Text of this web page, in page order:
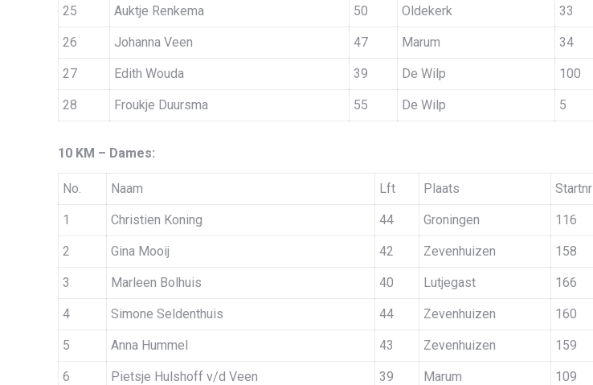
25 Auktje Renkema 50 Oldekerk 33
26 Johanna Veen 47 Marum 34
27 Edith Wouda 39 De Wilp 100
28 Froukje Duursma 55 De Wilp 5
10 KM – Dames:
No. Naam Lft Plaats Startnr
1 Christien Koning 44 Groningen 116
2 Gina Mooij 42 Zevenhuizen 158
3 Marleen Bolhuis 40 Lutjegast 166
4 Simone Seldenthuis 44 Zevenhuizen 160
5 Anna Hummel 43 Zevenhuizen 159
6 Pietsje Hulshoff v/d Veen 39 Marum 109